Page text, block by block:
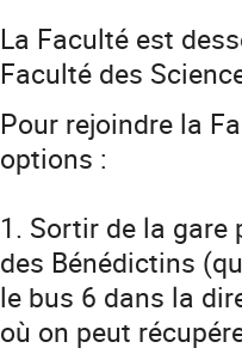
La Faculté est
Faculté des
Pour rejoindre la
options :
1. Sortir de la gare
des Bénédictins
le bus 6 dans la
où on peut